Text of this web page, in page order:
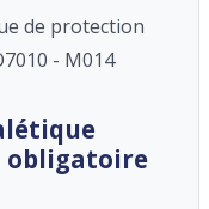
de protection
- M014
obligatoire